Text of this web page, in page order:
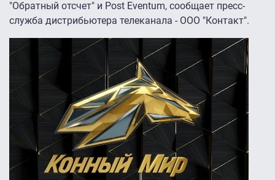
"Обратный отсчет" и Post Eventum, сообщает пресс-
служба дистрибьютера телеканала - ООО "Контакт".